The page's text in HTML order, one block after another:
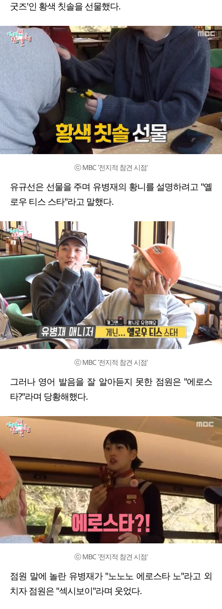
굿즈'인 황색 칫솔을 선물했다.
ⓒ MBC '전지적 참견 시점'
유규선은 선물을 주며 유병재의 황니를 설명하려고 "옐
로우 티스 스타"라고 말했다.
ⓒ MBC '전지적 참견 시점'
그러나 영어 발음을 잘 알아듣지 못한 점원은 "에로스
타?"라며 당황해했다.
ⓒ MBC '전지적 참견 시점'
점원 말에 놀란 유병재가 "노노노 에로스타 노"라고 외
치자 점원은 "섹시보이"라며 웃었다.